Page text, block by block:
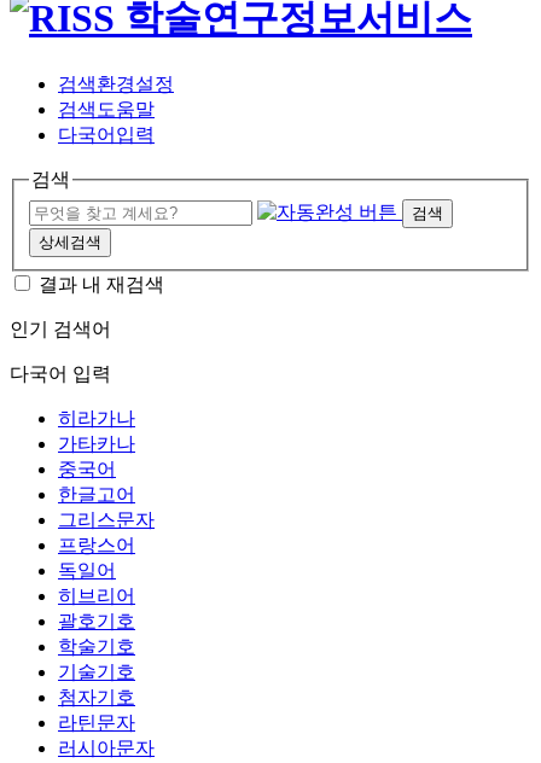
검색환경설정
검색도움말
다국어입력
검색
검색
상세검색
결과 내 재검색
인기 검색어
다국어 입력
히라가나
가타카나
중국어
한글고어
그리스문자
프랑스어
독일어
히브리어
괄호기호
학술기호
기술기호
첨자기호
라틴문자
러시아문자